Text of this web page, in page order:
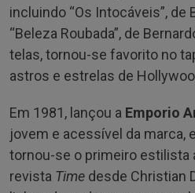
incluindo “Os Intocáveis”, de
“Beleza Roubada”, de
telas, tornou-se favorito no
astros e estrelas de
Em 1981, lançou a Emporio
jovem e acessível da marca,
tornou-se o primeiro estilista
revista Time desde Christian